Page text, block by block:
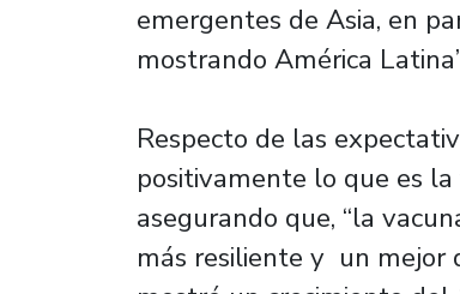
emergentes de Asia, en
mostrando América
Respecto de las
positivamente lo que es
asegurando que, “la
más resiliente y un mejor